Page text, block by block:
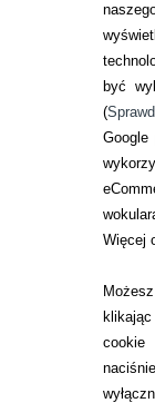
być
(
Google
Więcej
JAK
ZWROTY I
WARUNKI
RANKINGI
SOCZEWKI
Zwrot
ZMIEŃ